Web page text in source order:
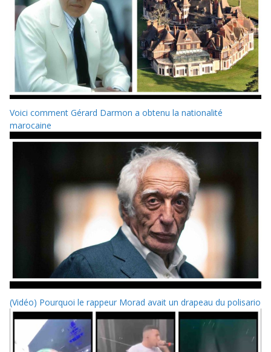
Voici comment Gérard Darmon a obtenu la nationalité
marocaine
(Vidéo) Pourquoi le rappeur Morad avait un drapeau du polisario